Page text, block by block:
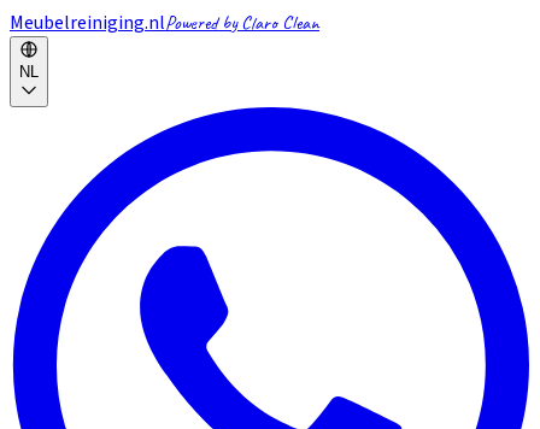
Meubelreiniging.nlPowered by Claro Clean
NL